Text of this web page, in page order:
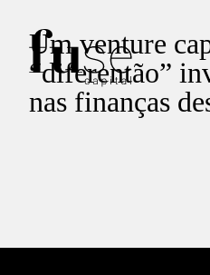
Um venture
“diferentão”
nas finanças